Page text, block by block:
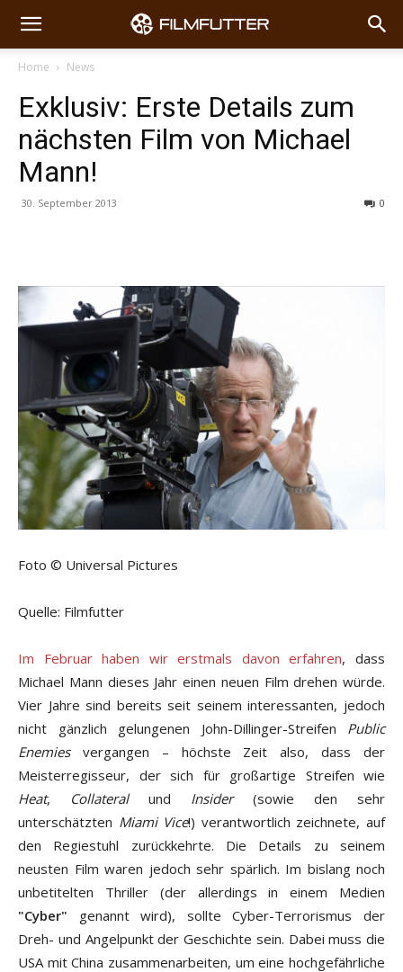
Home News
Exklusiv: Erste Details zum
nächsten Film von Michael
Mann!
30. September 2013 0
Foto © Universal Pictures
Quelle: Filmfutter
Im Februar haben wir erstmals davon erfahren, dass
Michael Mann dieses Jahr einen neuen Film drehen würde.
Vier Jahre sind bereits seit seinem interessanten, jedoch
nicht gänzlich gelungenen John-Dillinger-Streifen Public
Enemiesvergangen – höchste Zeit also, dass der
Meisterregisseur, der sich für großartige Streifen wie
Heat, Collateralund Insider(sowie den sehr
unterschätzten Miami Vice!) verantwortlich zeichnete, auf
den Regiestuhl zurückkehrte. Die Details zu seinem
neusten Film waren jedoch sehr spärlich. Im bislang noch
unbetitelten Thriller (der allerdings in einem Medien
"Cyber" genannt wird), sollte Cyber-Terrorismus der
Dreh- und Angelpunkt der Geschichte sein. Dabei muss die
USA mit China zusammenarbeiten, um eine hochgefährliche